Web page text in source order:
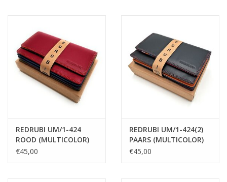
REDRUBI UM/1-424
ROOD (MULTICOLOR)
LUXE DAMES
PORTEMONNEE MET
€45,00
REDRUBI UM/1-424(2)
PAARS (MULTICOLOR)
LUXE DAMES
PORTEMONNEE MET
€45,00